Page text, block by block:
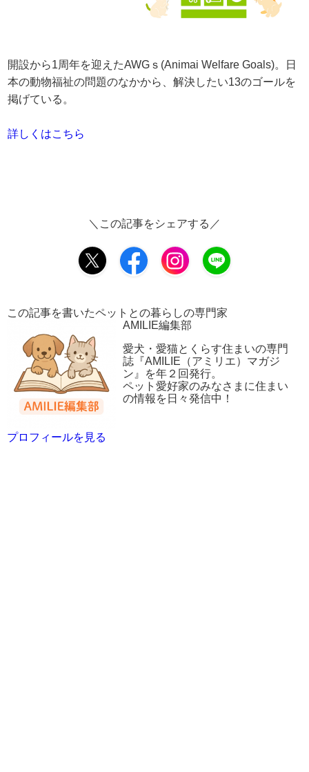
開設から1周年を迎えたAWGｓ(Animai Welfare Goals)。日
本の動物福祉の問題のなかから、解決したい13のゴールを
掲げている。
詳しくはこちら
＼この記事をシェアする／
この記事を書いたペットとの暮らしの専門家
AMILIE編集部
愛犬・愛猫とくらす住まいの専門
誌『AMILIE（アミリエ）マガジ
ン』を年２回発行。
ペット愛好家のみなさまに住まい
の情報を日々発信中！
プロフィールを見る